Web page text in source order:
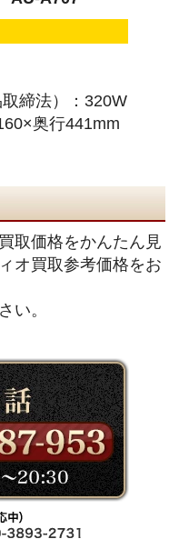
締法）：320W
奥行441mm
取価格をかんたん見
オ買取参考価格をお
い。